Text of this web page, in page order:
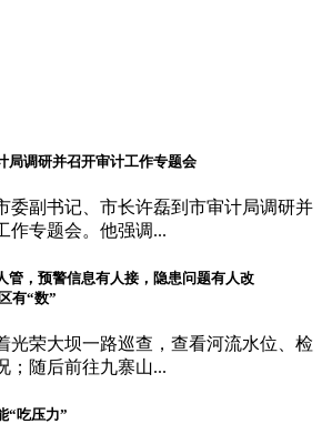
局调研并召开审计工作专题会
委副书记、市长许磊到市审计局调研并
作专题会。他强调...
管，预警信息有人接，隐患问题有人改
有“数”
光荣大坝一路巡查，查看河流水位、检
；随后前往九寨山...
“吃压力”